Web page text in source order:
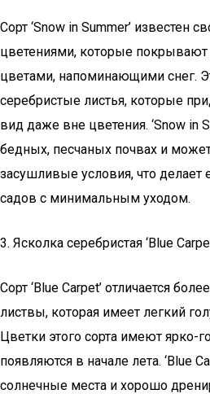
Сорт ‘Snow in Summer’ известен
цветениями, которые
цветами, напоминающими снег.
серебристые листья, которые
вид даже вне цветения. ‘Snow in
бедных, песчаных почвах и
засушливые условия, что
садов с минимальным уходом.
3. Ясколка серебристая ‘Blue
Сорт ‘Blue Carpet’ отличается
листвы, которая имеет легкий
Цветки этого сорта имеют ярко-
появляются в начале лета. ‘Blue
солнечные места и хорошо